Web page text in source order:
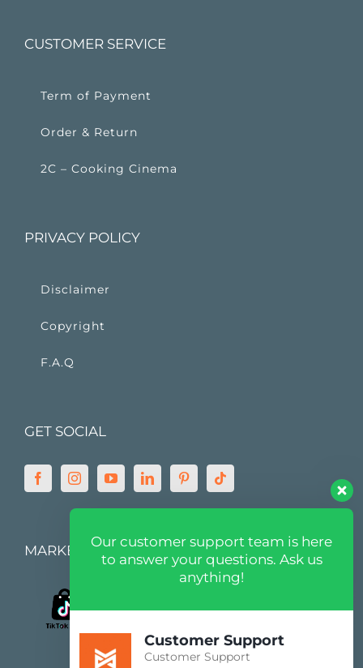
CUSTOMER SERVICE
Term of Payment
Order & Return
2C – Cooking Cinema
PRIVACY POLICY
Disclaimer
Copyright
F.A.Q
GET SOCIAL
MARKETPLACE
Our customer support team is here
to answer your questions. Ask us
anything!
Customer Support
Customer Support